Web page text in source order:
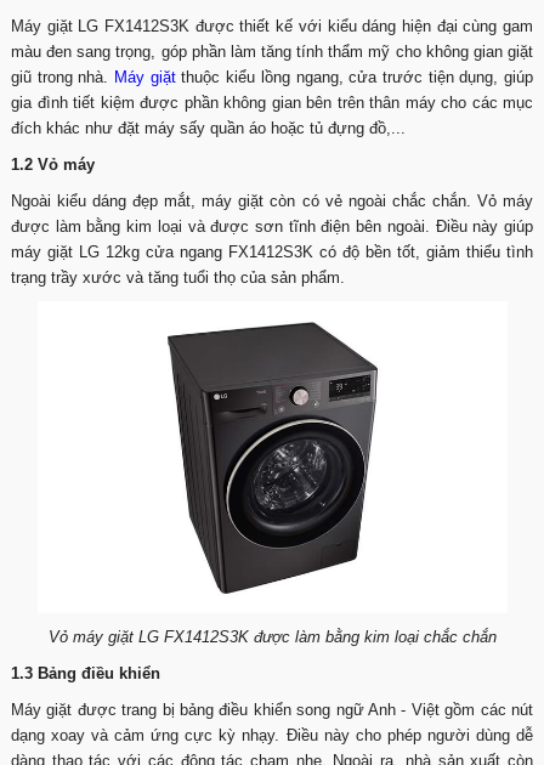
Máy giặt LG FX1412S3K được thiết kế với kiểu dáng hiện đại cùng gam
màu đen sang trọng, góp phần làm tăng tính thẩm mỹ cho không gian giặt
giũ trong nhà. Máy giặtthuộc kiểu lồng ngang, cửa trước tiện dụng, giúp
gia đình tiết kiệm được phần không gian bên trên thân máy cho các mục
đích khác như đặt máy sấy quần áo hoặc tủ đựng đồ,...
1.2 Vỏ máy
Ngoài kiểu dáng đẹp mắt, máy giặt còn có vẻ ngoài chắc chắn. Vỏ máy
được làm bằng kim loại và được sơn tĩnh điện bên ngoài. Điều này giúp
máy giặt LG 12kg cửa ngang FX1412S3K có độ bền tốt, giảm thiểu tình
trạng trầy xước và tăng tuổi thọ của sản phẩm.
Vỏ máy giặt LG FX1412S3K được làm bằng kim loại chắc chắn
1.3 Bảng điều khiển
Máy giặt được trang bị bảng điều khiển song ngữ Anh - Việt gồm các nút
dạng xoay và cảm ứng cực kỳ nhạy. Điều này cho phép người dùng dễ
dàng thao tác với các động tác chạm nhẹ. Ngoài ra, nhà sản xuất còn